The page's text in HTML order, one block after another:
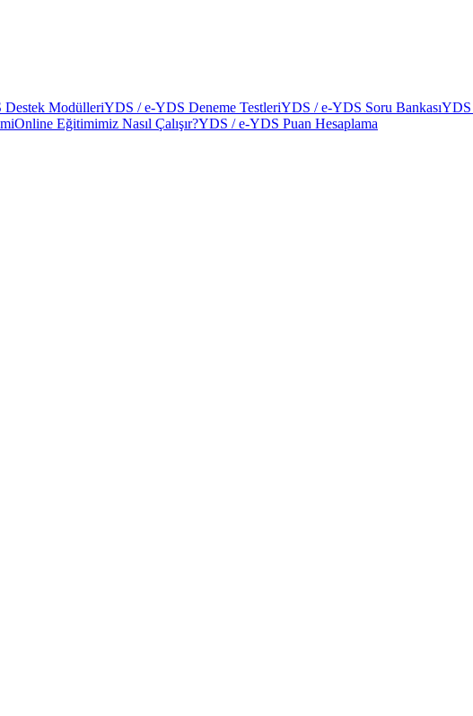
ModülleriYDS / e-YDS Deneme TestleriYDS / e-YDS Soru BankasıYDS
Online Eğitimimiz Nasıl Çalışır?YDS / e-YDS Puan Hesaplama